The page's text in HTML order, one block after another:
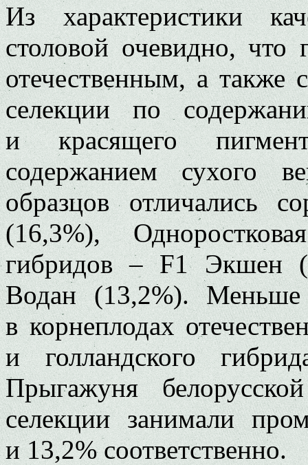
Из характеристики
столовой очевидно, что
отечественным, а также
селекции по
и красящего
содержанием сухого
образцов отличались
(16,3%),
гибридов – F1 Экшен
Водан (13,2%). Меньше
в корнеплодах
и голландского
Прыгажуня
селекции занимали
и 13,2% соответственно.